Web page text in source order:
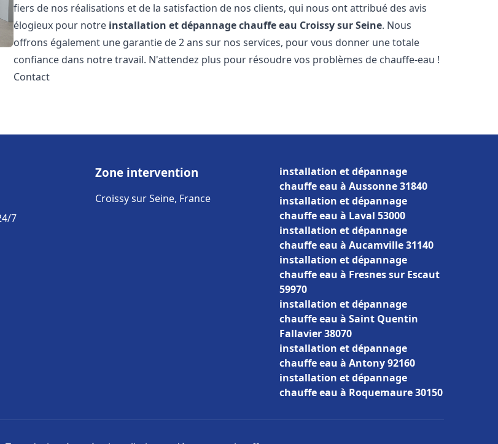
fiers de nos réalisations et de la satisfaction de nos clients, qui nous ont attribué des avis
élogieux pour notre installation et dépannage chauffe eau Croissy sur Seine. Nous
offrons également une garantie de 2 ans sur nos services, pour vous donner une totale
confiance dans notre travail. N'attendez plus pour résoudre vos problèmes de chauffe-eau !
Contact
7
Zone intervention
Croissy sur Seine, France
installation et dépannage
chauffe eau à Aussonne 31840
installation et dépannage
chauffe eau à Laval 53000
installation et dépannage
chauffe eau à Aucamville 31140
installation et dépannage
chauffe eau à Fresnes sur Escaut
59970
installation et dépannage
chauffe eau à Saint Quentin
Fallavier 38070
installation et dépannage
chauffe eau à Antony 92160
installation et dépannage
chauffe eau à Roquemaure 30150